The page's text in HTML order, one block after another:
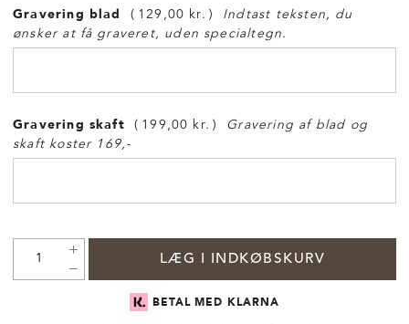
Gravering blad 129,00 kr.
Indtast teksten, du
ønsker at få graveret, uden specialtegn.
Gravering skaft 199,00 kr.
Gravering af blad og
skaft koster 169,-
LÆG I INDKØBSKURV
BETAL MED KLARNA